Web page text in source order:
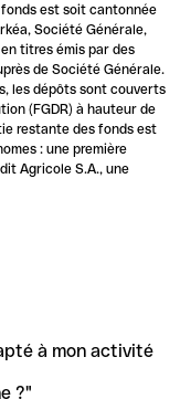
est soit cantonnée
Société Générale,
titres émis par des
de Société Générale.
les dépôts sont couverts
(FGDR) à hauteur de
restante des fonds est
: une première
Agricole S.A., une
à mon activité
?"